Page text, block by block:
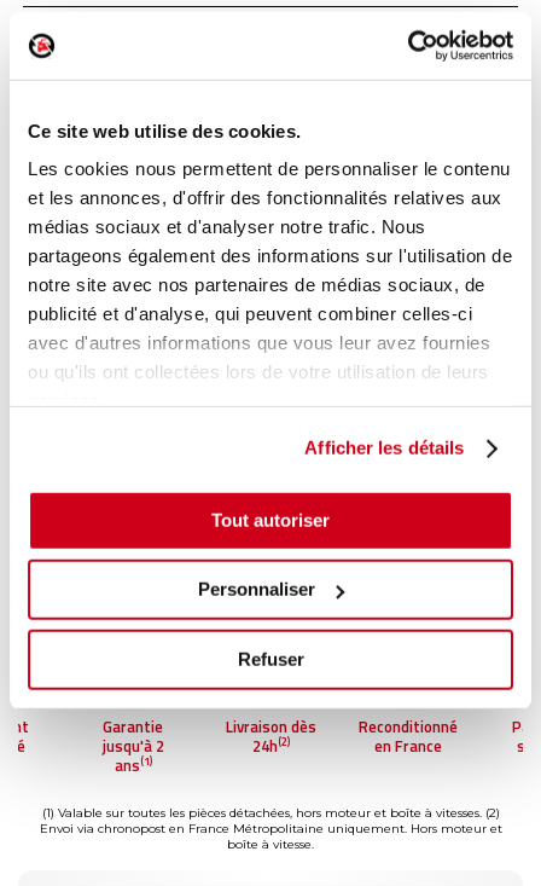
Ce site web utilise des cookies.
Les cookies nous permettent de personnaliser le contenu
et les annonces, d'offrir des fonctionnalités relatives aux
médias sociaux et d'analyser notre trafic. Nous
partageons également des informations sur l'utilisation de
notre site avec nos partenaires de médias sociaux, de
publicité et d'analyse, qui peuvent combiner celles-ci
avec d'autres informations que vous leur avez fournies
ou qu'ils ont collectées lors de votre utilisation de leurs
Afficher les détails
Tout autoriser
Personnaliser
Refuser
Serrure de porte arrière droite
Réf. constructeur :71775808
201312
Modèle de provenance
Caractéristiques techniques
En stock 27,00 € TTC
AJOUTER AU PANIER
Garantie
jusqu'à 2
Livraison dès
24h
Reconditionné
en France
Paiement
sécurisé
(1) Valable sur toutes les pièces détachées, hors moteur et boîte à vitesses. (2)
Envoi via chronopost en France Métropolitaine uniquement. Hors moteur et
boîte à vitesse.